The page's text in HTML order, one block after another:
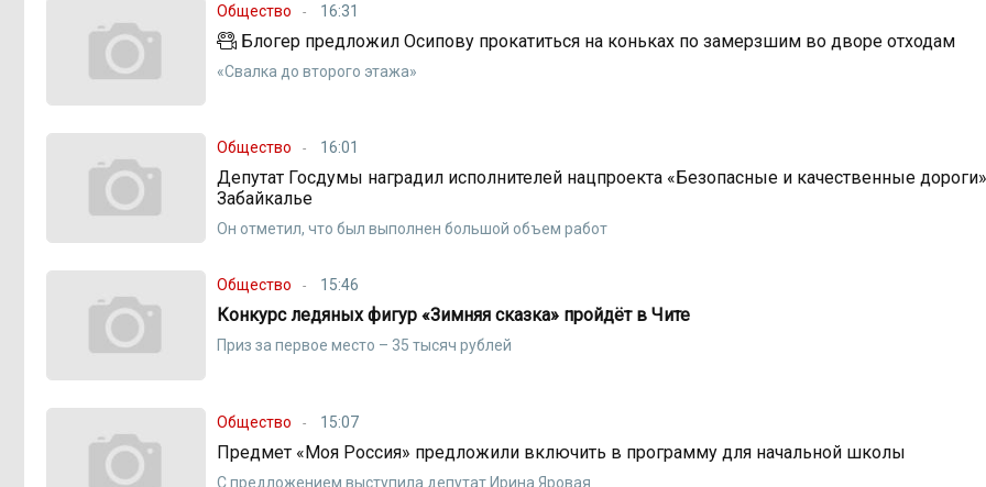
Общество 16:31
Блогер предложил Осипову прокатиться на коньках по замерзшим во дворе отходам
«Свалка до второго этажа»
Общество 16:01
Депутат Госдумы наградил исполнителей нацпроекта «Безопасные и качественные
Забайкалье
Он отметил, что был выполнен большой объем работ
Общество 15:46
Конкурс ледяных фигур «Зимняя сказка» пройдёт в Чите
Приз за первое место – 35 тысяч рублей
Общество 15:07
Предмет «Моя Россия» предложили включить в программу для начальной школы
С предложением выступила депутат Ирина Яровая